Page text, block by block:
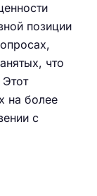
позиции
что
на более
с